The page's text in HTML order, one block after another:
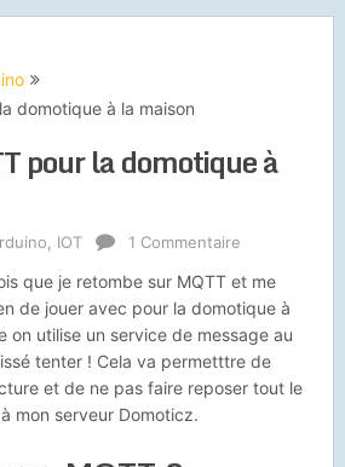
domotique à la maison
pour la domotique à
IOT 1 Commentaire
que je retombe sur MQTT et me
de jouer avec pour la domotique à
on utilise un service de message au
tenter ! Cela va permetttre de
et de ne pas faire reposer tout le
mon serveur Domoticz.